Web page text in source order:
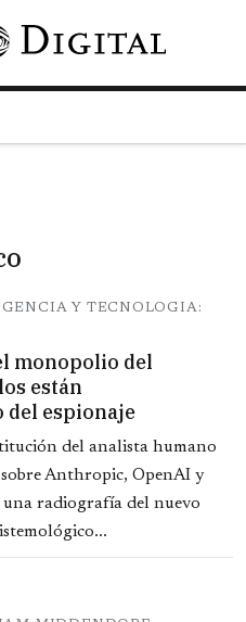
Pasar al contenido principal
Y TECNOLOGIA:
monopolio del
están
espionaje
del analista humano
sobre Anthropic, OpenAI y
radiografía del nuevo